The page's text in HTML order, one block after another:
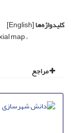
کلیدواژه‌ها[English]
map
مراجع